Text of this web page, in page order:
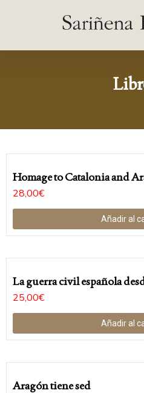
Homage to Catalonia and
28,00€
Añadir al
La guerra civil española
25,00€
Añadir al
Aragón tiene sed